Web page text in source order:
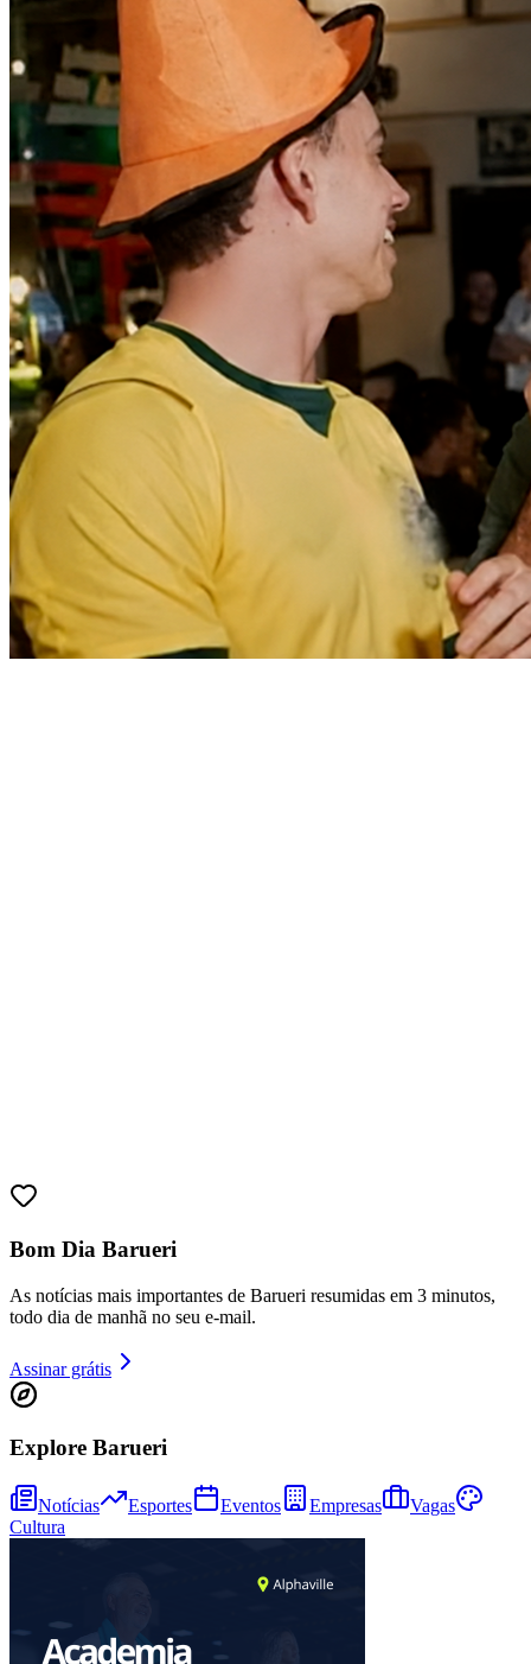
Vitória
Juventude
Bom Dia Barueri
As notícias mais importantes de Barueri resumidas em 3 minutos,
todo dia de manhã no seu e-mail.
Assinar grátis
Explore Barueri
Notícias Esportes Eventos Empresas
Vagas
Cultura